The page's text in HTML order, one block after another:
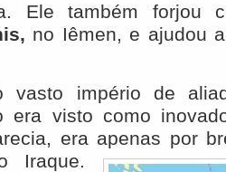
Ele também forjou
no Iêmen, e ajudou
vasto império de
era visto como
era apenas por
Iraque.